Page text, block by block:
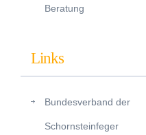
Beratung
Links
Bundesverband der
Schornsteinfeger